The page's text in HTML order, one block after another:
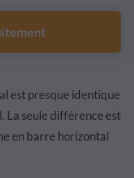
est presque identique
La seule différence est
en barre horizontal